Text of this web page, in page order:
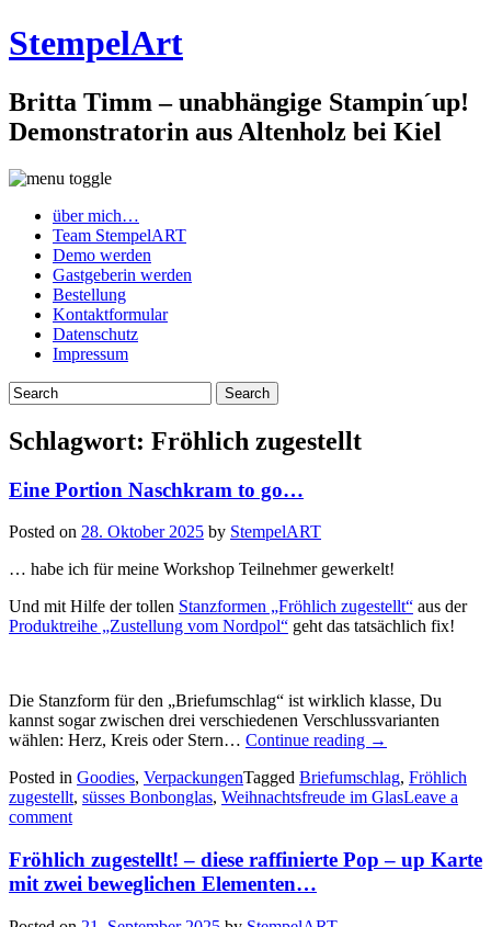
StempelArt
Britta Timm – unabhängige Stampin´up!
Demonstratorin aus Altenholz bei Kiel
über mich…
Team StempelART
Demo werden
Gastgeberin werden
Bestellung
Kontaktformular
Datenschutz
Impressum
Schlagwort: Fröhlich zugestellt
Eine Portion Naschkram to go…
Posted on 28. Oktober 2025 by StempelART
… habe ich für meine Workshop Teilnehmer gewerkelt!
Und mit Hilfe der tollen Stanzformen „Fröhlich zugestellt“ aus der
Produktreihe „Zustellung vom Nordpol“ geht das tatsächlich fix!
Die Stanzform für den „Briefumschlag“ ist wirklich klasse, Du
kannst sogar zwischen drei verschiedenen Verschlussvarianten
wählen: Herz, Kreis oder Stern… Continue reading „Eine
Naschkram
to
→
Posted in Goodies, VerpackungenTagged Briefumschlag, Fröhlich
zugestellt, süsses Bonbonglas, Weihnachtsfreude im GlasLeave a
comment
Fröhlich zugestellt! – diese raffinierte Pop – up Karte
mit zwei beweglichen Elementen…